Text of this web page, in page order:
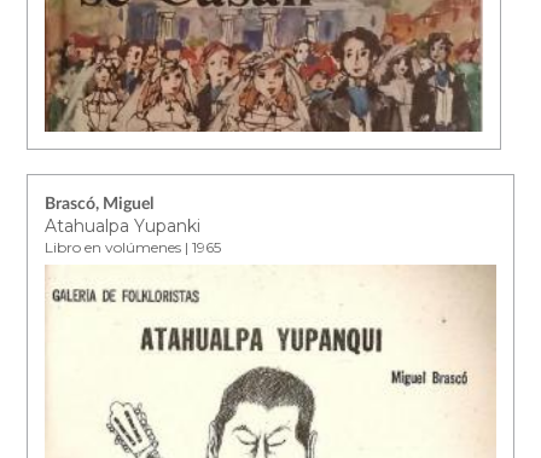
Brascó, Miguel
Atahualpa Yupanki
Libro en volúmenes | 1965